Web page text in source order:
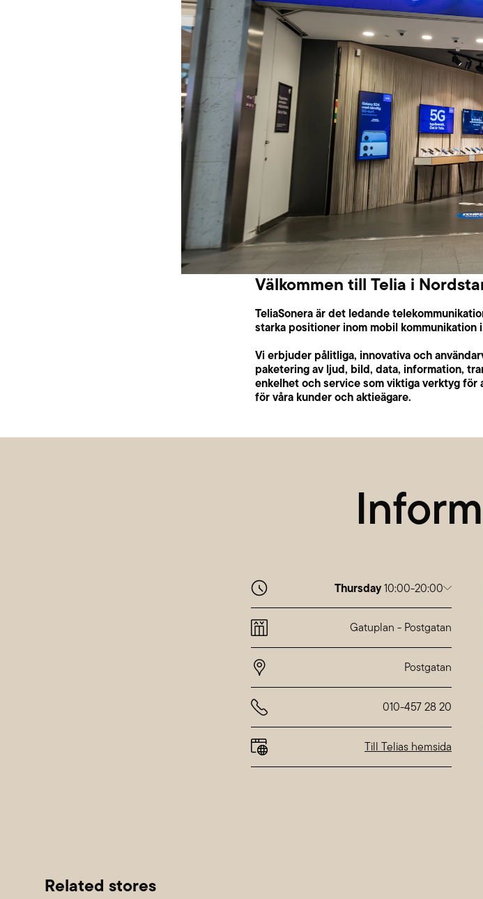
Välkommen till Telia i
TeliaSonera är det ledande
starka positioner inom mobil kommunikation
Vi erbjuder pålitliga, innovativa och
paketering av ljud, bild, data, information,
enkelhet och service som viktiga verktyg
för våra kunder och aktieägare.
Thursday10:00-20:00
Monday
10:00-20:00
10:00-20:00
10:00-20:00
Special hours atNordstan
Gatuplan - Postgatan
010-457 28 20
Till Telias hemsida
Related stores